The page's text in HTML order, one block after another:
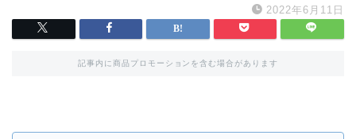
2022年6月11日
記事内に商品プロモーションを含む場合があります